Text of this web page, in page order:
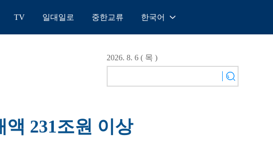
TV 일대일로 중한교류 한국어
English
Español
2026. 8. 6 ( 목 )
231조원 이상